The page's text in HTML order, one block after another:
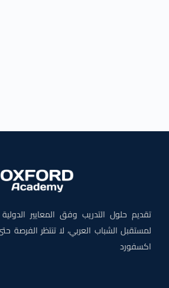
تقديم حلول التدريب وفق المعايير
لمستقبل الشباب العربي، لا تنتظر الفرصة
اكسفورد